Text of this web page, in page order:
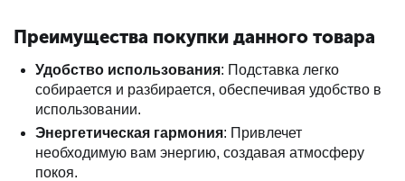
Преимущества покупки данного товара
Удобство использования: Подставка легко
собирается и разбирается, обеспечивая удобство в
использовании.
Энергетическая гармония: Привлечет
необходимую вам энергию, создавая атмосферу
покоя.